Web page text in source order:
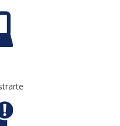
en Miami y Madrid